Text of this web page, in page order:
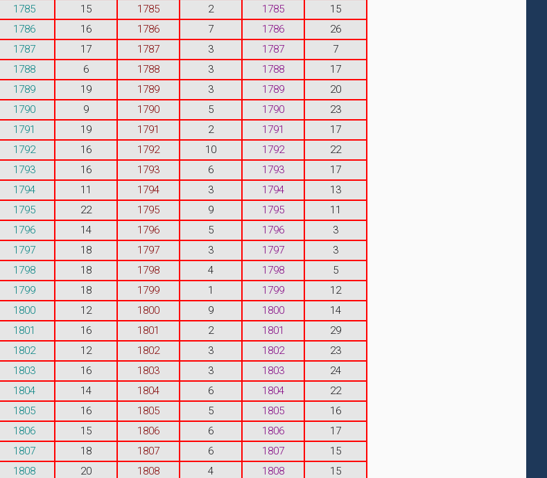
1785
15 1785 2 1785
15
1786
16 1786 7 1786
26
1787
17 1787 3 1787
7
1788
6 1788 3 1788
17
1789
19 1789 3 1789
20
1790
9 1790 5 1790
23
1791
19 1791 2 1791
17
1792
16 1792 10 1792
22
1793
16 1793 6 1793
17
1794
11 1794 3 1794
13
1795
22 1795 9 1795
11
1796
14 1796 5 1796
3
1797
18 1797 3 1797
3
1798
18 1798 4 1798
5
1799
18 1799 1 1799
12
1800
12 1800 9 1800
14
1801
16 1801 2 1801
29
1802
12 1802 3 1802
23
1803
16 1803 3 1803
24
1804
14 1804 6 1804
22
1805
16 1805 5 1805
16
1806
15 1806 6 1806
17
1807
18 1807 6 1807
15
1808
20 1808 4 1808
15